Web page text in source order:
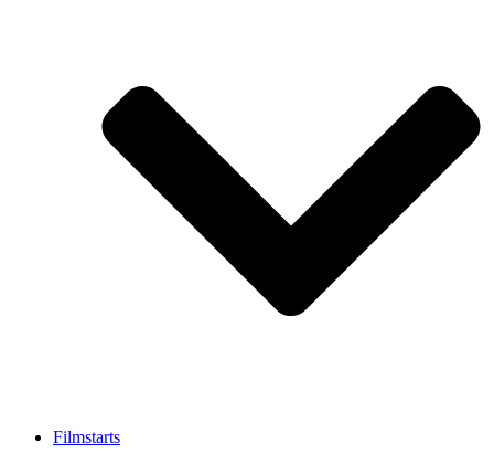
Filmstarts